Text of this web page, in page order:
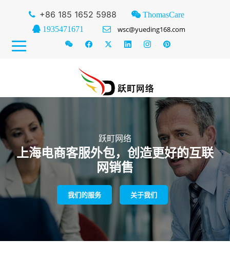
+86 185 1652 5988
ThomasCare
1935471671
wsc@yueding168.com
跃町网络
上海电商客服外包，创造更好的互联
网销售
我们的服务 关于我们